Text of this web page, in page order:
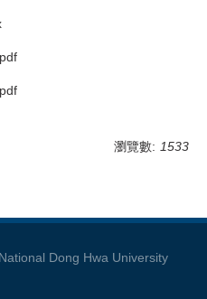
瀏覽數: 1533
Dong Hwa University